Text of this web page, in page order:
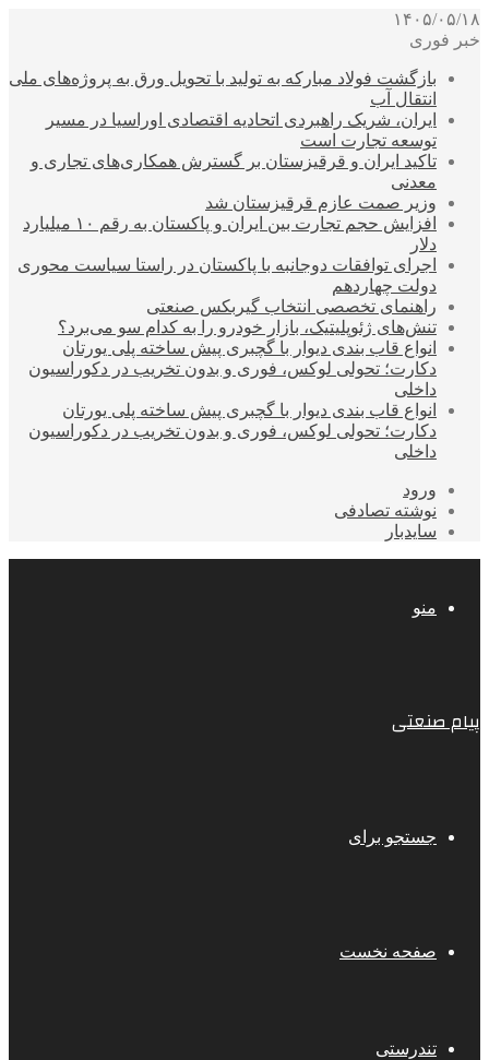
۱۴۰۵/۰۵/۱۸
خبر فوری
بازگشت فولاد مبارکه به تولید با تحویل ورق به پروژه‌های ملی
انتقال آب
ایران، شریک راهبردی اتحادیه اقتصادی اوراسیا در مسیر
توسعه تجارت است
تاکید ایران و قرقیزستان بر گسترش همکاری‌های تجاری و
معدنی
وزیر صمت عازم قرقیزستان شد
افزایش حجم تجارت بین ایران و پاکستان به رقم ۱۰ میلیارد
دلار
اجرای توافقات دوجانبه با پاکستان در راستا سیاست محوری
دولت چهاردهم
راهنمای تخصصی انتخاب گیربکس صنعتی
تنش‌های ژئوپلیتیک، بازار خودرو را به کدام سو می‌برد؟
انواع قاب بندی دیوار با گچبری پیش ساخته پلی یورتان
دکارت؛ تحولی لوکس، فوری و بدون تخریب در دکوراسیون
داخلی
انواع قاب بندی دیوار با گچبری پیش ساخته پلی یورتان
دکارت؛ تحولی لوکس، فوری و بدون تخریب در دکوراسیون
داخلی
ورود
نوشته تصادفی
سایدبار
منو
پیام صنعتی
جستجو برای
صفحه نخست
تندرستی